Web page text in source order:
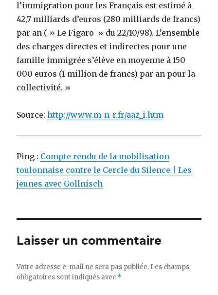
l’immigration pour les Français est estimé à
42,7 milliards d’euros (280 milliards de francs)
par an ( » Le Figaro » du 22/10/98). L’ensemble
des charges directes et indirectes pour une
famille immigrée s’élève en moyenne à 150
000 euros (1 million de francs) par an pour la
collectivité. »
Source:http://www.m-n-r.fr/aaz_i.htm
Ping : Compte rendu de la mobilisation
toulonnaise contre le Cercle du Silence | Les
jeunes avec Gollnisch
Laisser un commentaire
Votre adresse e-mail ne sera pas publiée. Les champs
obligatoires sont indiqués avec *